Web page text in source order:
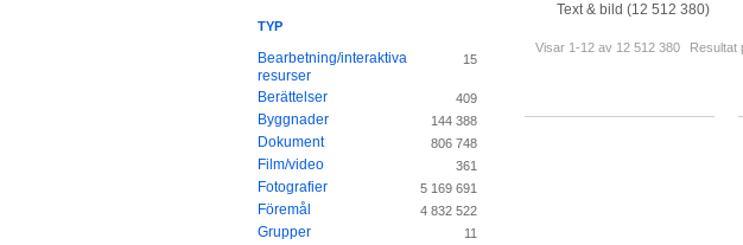
Text & bild (12 512 380)
Visar 1-12 av 12 512 380 Resultat
TYP
Bearbetning/interaktiva
resurser
15
Berättelser 409
Byggnader 144 388
Dokument 806 748
Film/video 361
Fotografier 5 169 691
Föremål 4 832 522
Grupper 11